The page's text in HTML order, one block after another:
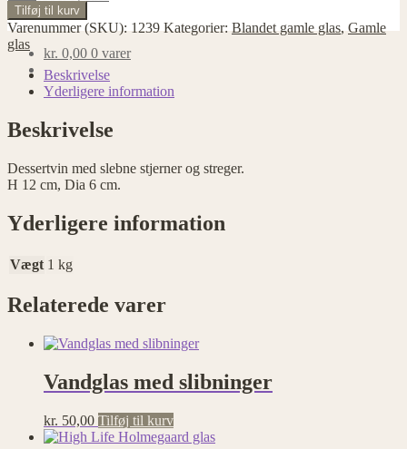
kr. 0,00 0 varer
med
slebne
stjerner
og
streger
antal
Tilføj til kurv
Varenummer (SKU): 1239 Kategorier: Blandet gamle glas, Gamle
glas
Beskrivelse
Yderligere information
Beskrivelse
Dessertvin med slebne stjerner og streger.
H 12 cm, Dia 6 cm.
Yderligere information
Vægt 1 kg
Relaterede varer
Vandglas med slibninger
kr. 50,00 Tilføj til kurv